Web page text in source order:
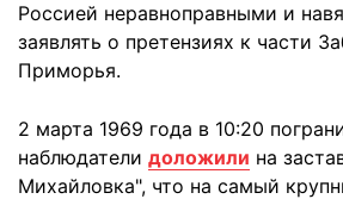
Россией неравноправными и
заявлять о претензиях к части
Приморья.
2 марта 1969 года в 10:20
наблюдатели доложили на
Михайловка", что на самый